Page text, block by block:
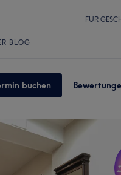
FÜR
BLOG
buchen